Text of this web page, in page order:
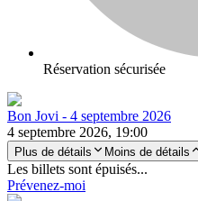
Réservation sécurisée
Bon Jovi - 4 septembre 2026
4 septembre 2026, 19:00
Plus de détails Moins de détails
Les billets sont épuisés...
Prévenez-moi